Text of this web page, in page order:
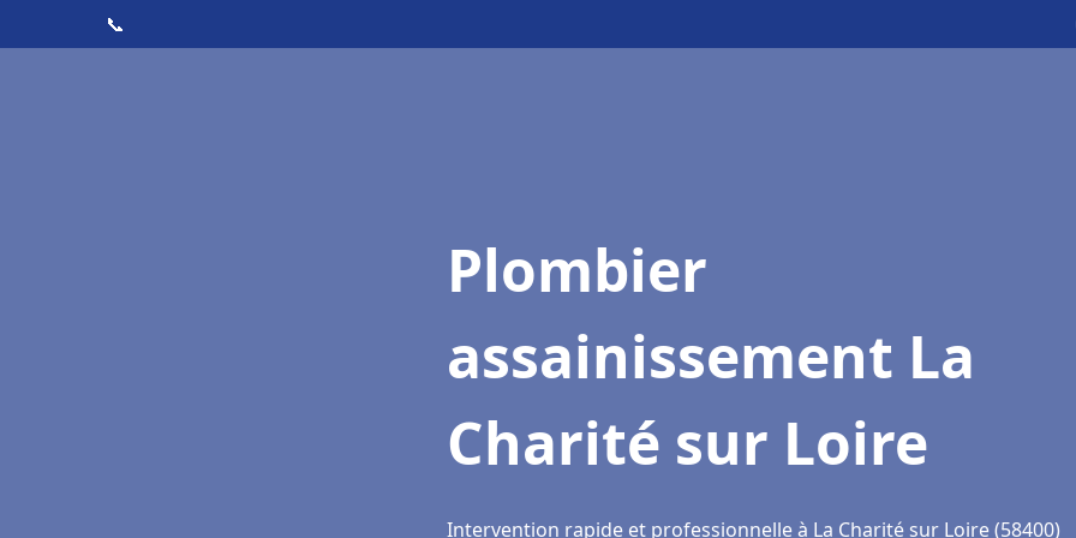
📞
Plombier
assainissement La
Charité sur Loire
Intervention rapide et professionnelle à La Charité sur Loire (58400)